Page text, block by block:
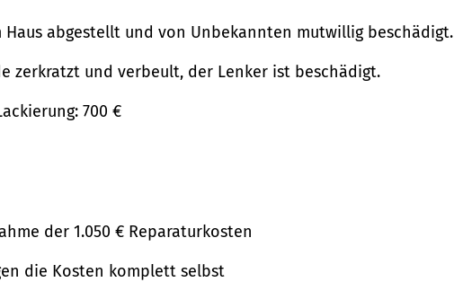
abgestellt und von Unbekannten mutwillig beschädigt.
zerkratzt und verbeult, der Lenker ist beschädigt.
700 €
der 1.050 € Reparaturkosten
die Kosten komplett selbst